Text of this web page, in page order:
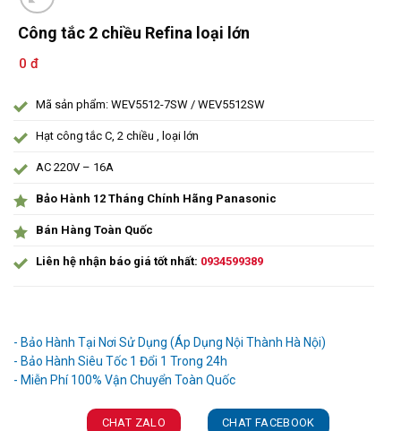
Công tắc 2 chiều Refina loại lớn
0 đ
Mã sản phẩm: WEV5512-7SW / WEV5512SW
Hạt công tắc C, 2 chiều , loại lớn
AC 220V – 16A
Bảo Hành 12 Tháng Chính Hãng Panasonic
Bán Hàng Toàn Quốc
Liên hệ nhận báo giá tốt nhất: 0934599389
- Bảo Hành Tại Nơi Sử Dụng (Áp Dụng Nội Thành Hà Nội)
- Bảo Hành Siêu Tốc 1 Đổi 1 Trong 24h
CHAT ZALO CHAT FACEBOOK